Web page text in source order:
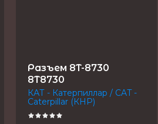
Разъем 8T-8730
8T8730
КАТ - Катерпиллар / CAT -
Caterpillar (КНР)